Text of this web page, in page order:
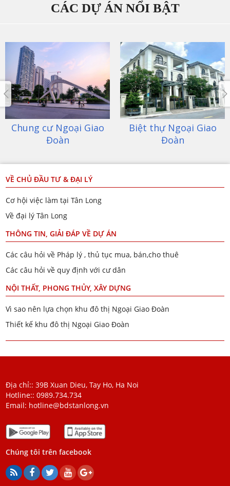
CÁC DỰ ÁN NỔI BẬT
Chung cư Ngoại Giao
Đoàn
Biệt thự Ngoại Giao
Đoàn
VỀ CHỦ ĐẦU TƯ & ĐẠI LÝ
Cơ hội việc làm tại Tân Long
Về đại lý Tân Long
THÔNG TIN, GIẢI ĐÁP VỀ DỰ ÁN
Các câu hỏi về Pháp lý , thủ tục mua, bán,cho thuê
Các câu hỏi về quy định với cư dân
NỘI THẤT, PHONG THỦY, XÂY DỰNG
Vì sao nên lựa chọn khu đô thị Ngoại Giao Đoàn
Thiết kế khu đô thị Ngoại Giao Đoàn
Địa chỉ:: 39B Xuan Dieu, Tay Ho, Ha Noi
Hotline::0989.734.734
Email: hotline@bdstanlong.vn
Chúng tôi trên facebook